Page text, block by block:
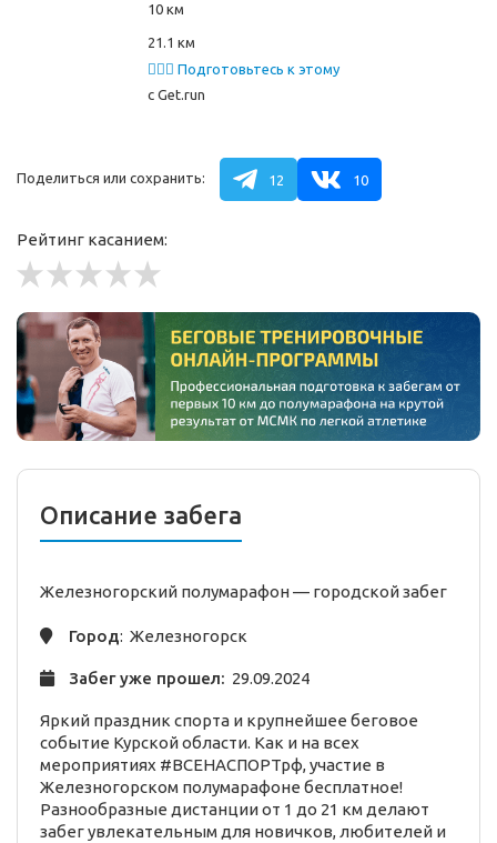
10 км
21.1 км
🏃🏻‍♂️ Подготовьтесь к этому
забегу
с Get.run
Поделиться или сохранить: 12 10
Рейтинг касанием:
Описание забега
Железногорский полумарафон — городскойзабег
Город: Железногорск
Забег уже прошел: 29.09.2024
Яркий праздник спорта и крупнейшее беговое
событие Курской области. Как и на всех
мероприятиях #ВСЕНАСПОРТрф, участие в
Железногорском полумарафоне бесплатное!
Разнообразные дистанции от 1 до 21 км делают
забег увлекательным для новичков, любителей и